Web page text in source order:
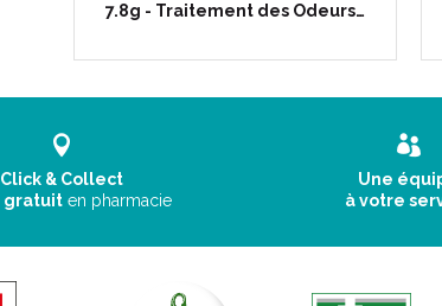
7.8g - Traitement des Odeurs…
Click & Collect
gratuit en pharmacie
Une
à votre